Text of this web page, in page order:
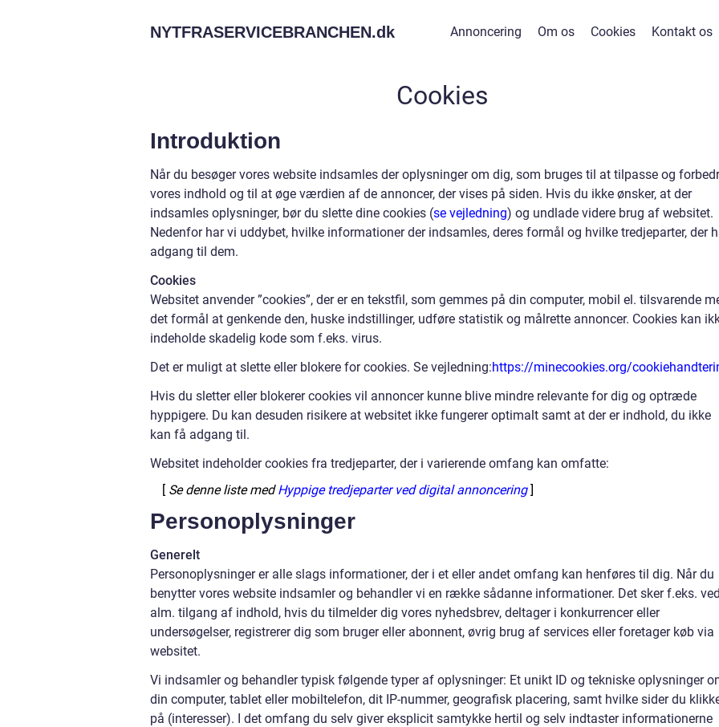
NYTFRASERVICEBRANCHEN.dk Annoncering Om os Cookies Kontakt os
Cookies
Introduktion
Når du besøger vores website indsamles der oplysninger om dig, som bruges til at tilpasse og
vores indhold og til at øge værdien af de annoncer, der vises på siden. Hvis du ikke ønsker, at der
indsamles oplysninger, bør du slette dine cookies (se vejledning) og undlade videre brug af websitet.
Nedenfor har vi uddybet, hvilke informationer der indsamles, deres formål og hvilke tredjeparter, der
adgang til dem.
Cookies
Websitet anvender ”cookies”, der er en tekstfil, som gemmes på din computer, mobil el. tilsvarende
det formål at genkende den, huske indstillinger, udføre statistik og målrette annoncer. Cookies kan
indeholde skadelig kode som f.eks. virus.
Det er muligt at slette eller blokere for cookies. Se vejledning:https://minecookies.org/
Hvis du sletter eller blokerer cookies vil annoncer kunne blive mindre relevante for dig og optræde
hyppigere. Du kan desuden risikere at websitet ikke fungerer optimalt samt at der er indhold, du ikke
kan få adgang til.
Websitet indeholder cookies fra tredjeparter, der i varierende omfang kan omfatte:
[ Se denne liste med Hyppige tredjeparter ved digital annoncering]
Personoplysninger
Generelt
Personoplysninger er alle slags informationer, der i et eller andet omfang kan henføres til dig. Når du
benytter vores website indsamler og behandler vi en række sådanne informationer. Det sker f.eks. ved
alm. tilgang af indhold, hvis du tilmelder dig vores nyhedsbrev, deltager i konkurrencer eller
undersøgelser, registrerer dig som bruger eller abonnent, øvrig brug af services eller foretager køb via
websitet.
Vi indsamler og behandler typisk følgende typer af oplysninger: Et unikt ID og tekniske oplysninger
din computer, tablet eller mobiltelefon, dit IP-nummer, geografisk placering, samt hvilke sider du
på (interesser). I det omfang du selv giver eksplicit samtykke hertil og selv indtaster informationerne